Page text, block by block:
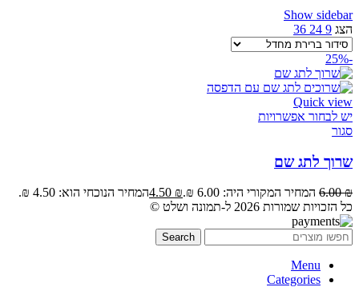
Show sidebar
הצג 9
24
36
-25%
Quick view
יש לבחור אפשרויות
סגור
שרוך לתג שם
6.00₪ המחיר המקורי היה: 6.00 ₪. 4.50 ₪
המחיר הנוכחי הוא: 4.50 ₪.
כל הזכויות שמורות 2026 ל-תמונה ושלט ©
Search
Menu
Categories